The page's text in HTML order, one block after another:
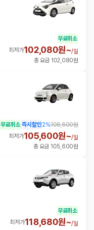
무료취소
최저가102,080원~/일
총 요금 102,080원
무료취소 즉시할인2%108,600원
최저가105,600원~/일
총 요금 105,600원
무료취소
최저가118,680원~/일